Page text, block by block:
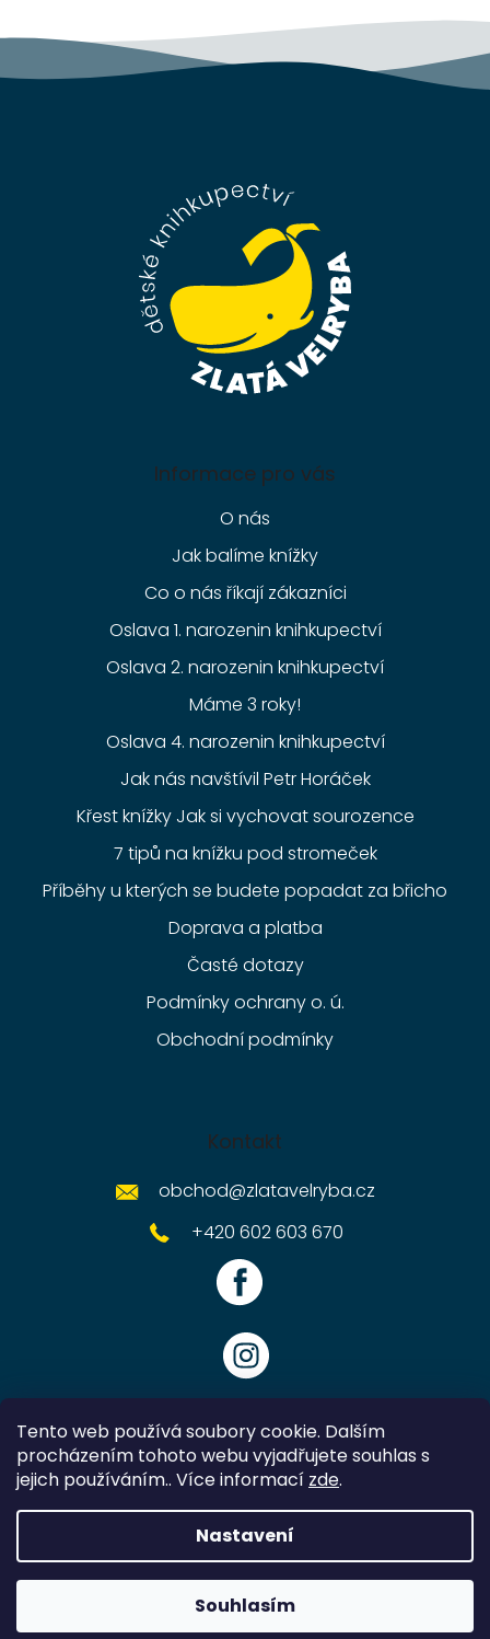
Tento web používá soubory cookie. Dalším
procházením tohoto webu vyjadřujete souhlas s
jejich používáním.. Více informací zde.
Nastavení
Souhlasím
Informace pro vás
O nás
Jak balíme knížky
Co o nás říkají zákazníci
Oslava 1. narozenin knihkupectví
Oslava 2. narozenin knihkupectví
Máme 3 roky!
Oslava 4. narozenin knihkupectví
Jak nás navštívil Petr Horáček
Křest knížky Jak si vychovat sourozence
7 tipů na knížku pod stromeček
Příběhy u kterých se budete popadat za břicho
Doprava a platba
Časté dotazy
Podmínky ochrany o. ú.
Obchodní podmínky
Kontakt
obchod@zlatavelryba.cz
+420 602 603 670
Vytvořil Shoptet
Zlatavelryba.cz. Všechna práva vyhrazena.